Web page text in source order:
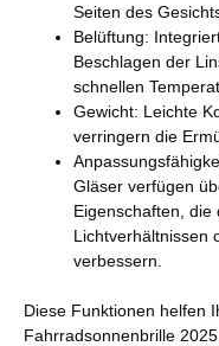
Seiten des
Belüftung:
Beschlagen der
schnellen
Gewicht: Leichte
verringern die
Gläser verfügen
Eigenschaften, die
Lichtverhältnissen
verbessern.
Diese Funktionen helfen
Fahrradsonnenbrille